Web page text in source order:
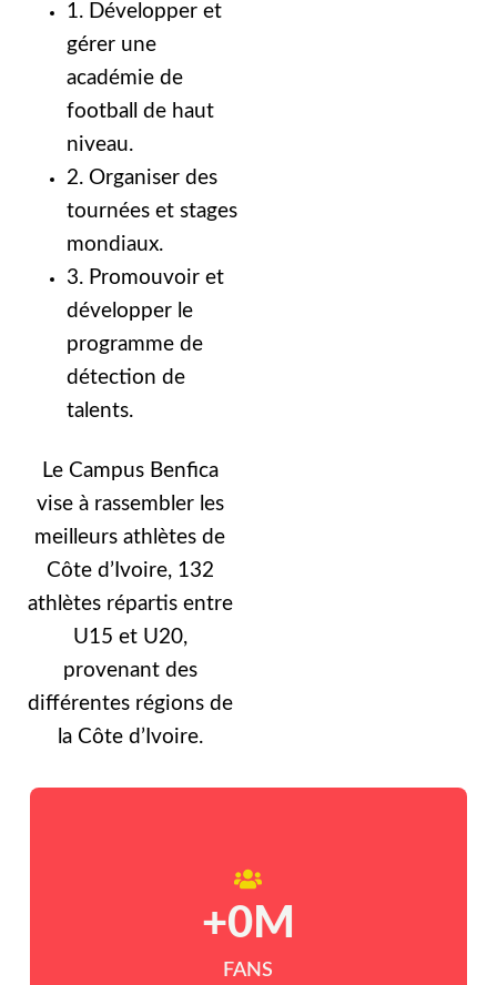
1. Développer et
gérer une
académie de
football de haut
niveau.
2. Organiser des
tournées et stages
mondiaux.
3. Promouvoir et
développer le
programme de
détection de
talents.
Le Campus Benfica
vise à rassembler les
meilleurs athlètes de
Côte d’Ivoire, 132
athlètes répartis entre
U15 et U20,
provenant des
différentes régions de
la Côte d’Ivoire.
FANS
+0 M